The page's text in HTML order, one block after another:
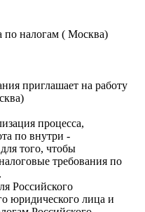
по налогам ( Москва)
приглашает на работу
процесса,
по внутри -
того, чтобы
требования по
Российского
юридического лица и